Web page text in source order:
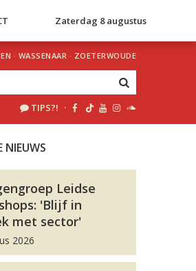
Zaterdag 8 augustus
· WASSENAAR · ZOETERWOUDE
TIPS?! ·
NIEUWS
Leidse
'Blijf in
met sector'
2026